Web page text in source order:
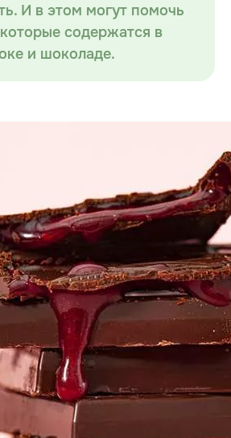
И в этом могут помочь
содержатся в
и шоколаде.